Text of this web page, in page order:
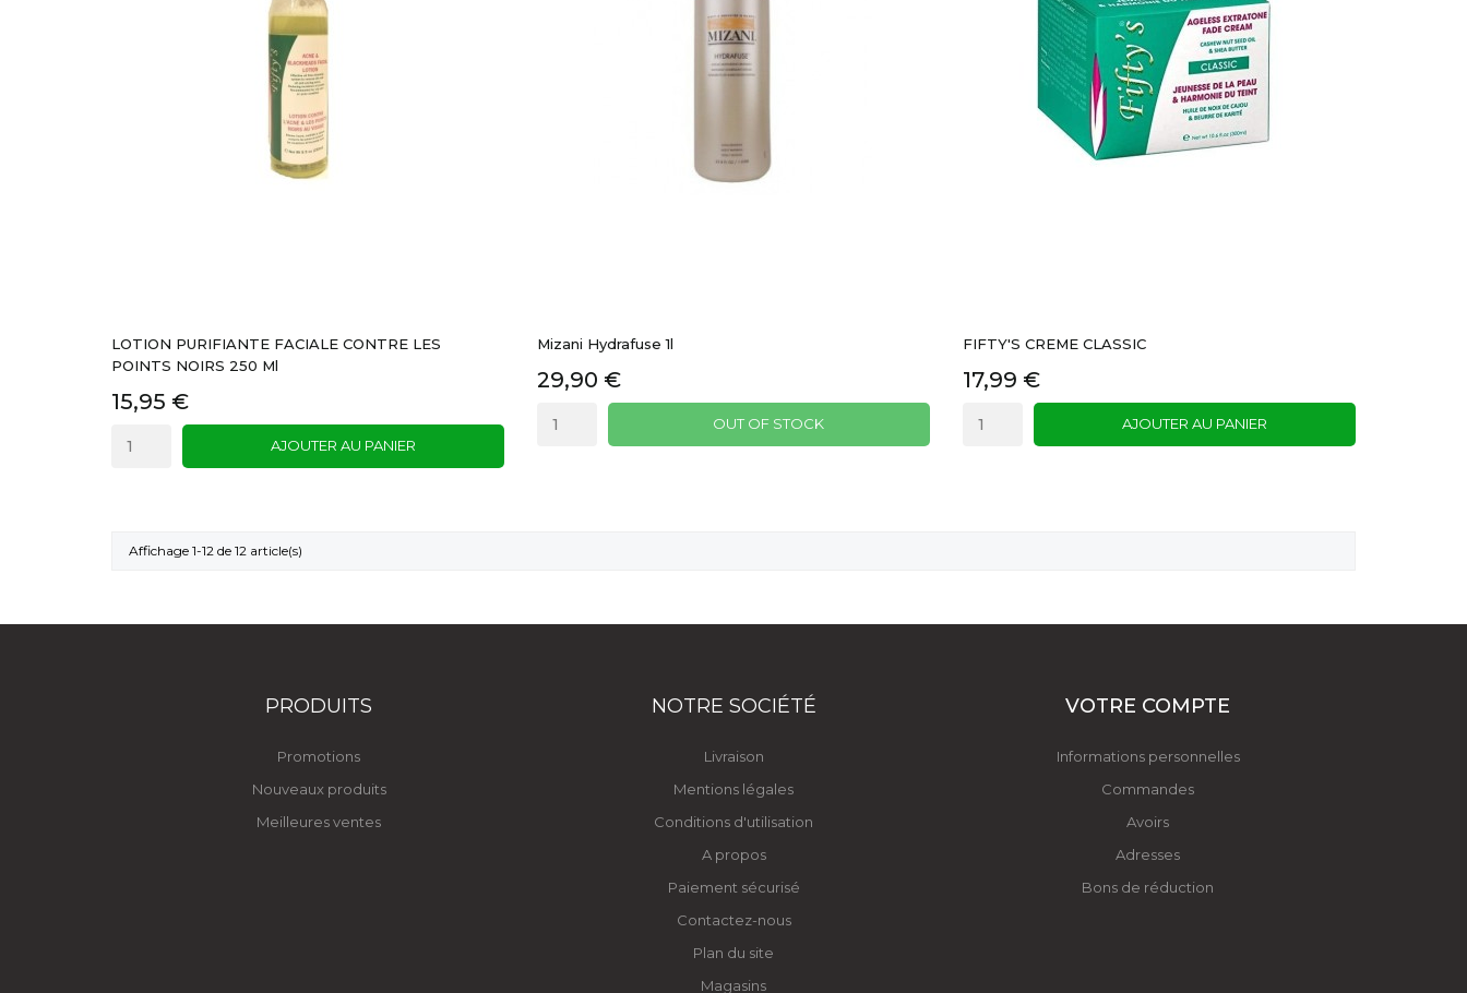
LOTION PURIFIANTE FACIALE CONTRE LES
POINTS NOIRS 250 Ml
15,95 €
AJOUTER AU PANIER
Mizani Hydrafuse 1l
29,90 €
OUT OF STOCK
FIFTY'S CREME CLASSIC
17,99 €
AJOUTER AU PANIER
Affichage 1-12 de 12 article(s)
PRODUITS
Promotions
Nouveaux produits
Meilleures ventes
NOTRE SOCIÉTÉ
Livraison
Mentions légales
Conditions d'utilisation
A propos
Paiement sécurisé
Contactez-nous
Plan du site
Magasins
VOTRE COMPTE
Informations personnelles
Commandes
Avoirs
Adresses
Bons de réduction